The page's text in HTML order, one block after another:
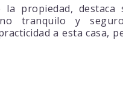
la propiedad,
tranquilo y
a esta casa,